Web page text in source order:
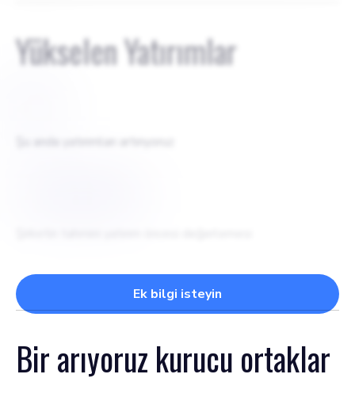
Yükselen Yatırımlar
Ek bilgi isteyin
Bir arıyoruz kurucu ortaklar